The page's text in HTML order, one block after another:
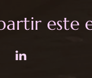
este